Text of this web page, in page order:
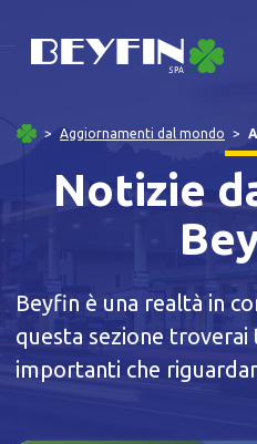
Aggiornamenti dal mondo
Notizie
Beyfin è una realtà in
questa sezione
importanti che